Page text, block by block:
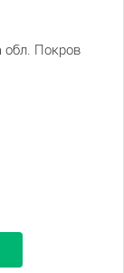
обл. Покров